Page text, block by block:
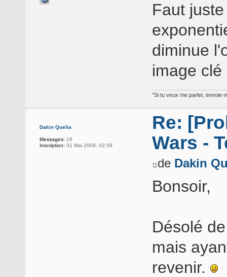
Faut
diminue
image
"Si tu veux me parler, envoie-
Dakin Quelia
Messages: 16
Inscription: 01 Mai 2009, 02:58
Re:
Wars -
de Dakin
Bonsoir,
Désolé
mais
revenir.